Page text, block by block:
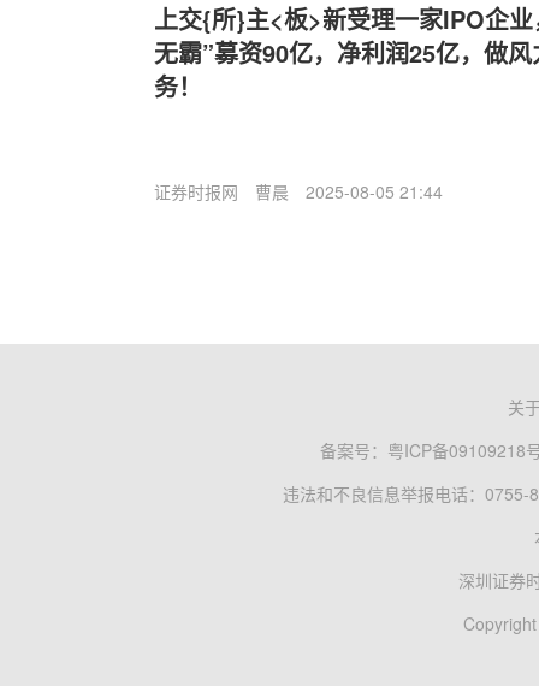
上交{所}主<板>新受理一家IPO企
无霸”募资90亿，净利润25亿，做
务！
证券时报网 曹晨 2025-08-05 21:44
关
备案号： 粤ICP备09109218
违法和不良信息举报电话：0755-
深圳证券